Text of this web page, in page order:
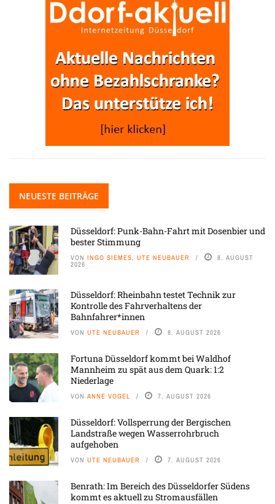
NEUESTE BEITRÄGE
Düsseldorf: Punk-Bahn-Fahrt mit Dosenbier und
bester Stimmung
VON INGO SIEMES, UTE NEUBAUER 8. AUGUST
2026
Düsseldorf: Rheinbahn testet Technik zur
Kontrolle des Fahrverhaltens der
Bahnfahrer*innen
VON UTE NEUBAUER 8. AUGUST 2026
Fortuna Düsseldorf kommt bei Waldhof
Mannheim zu spät aus dem Quark: 1:2
Niederlage
VON ANNE VOGEL 7. AUGUST 2026
Düsseldorf: Vollsperrung der Bergischen
Landstraße wegen Wasserrohrbruch
aufgehoben
VON UTE NEUBAUER 7. AUGUST 2026
Benrath: Im Bereich des Düsseldorfer Südens
kommt es aktuell zu Stromausfällen